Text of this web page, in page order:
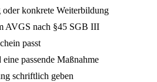
konkrete Weiterbildung
AVGS nach §45 SGB III
passt
passende Maßnahme
schriftlich geben